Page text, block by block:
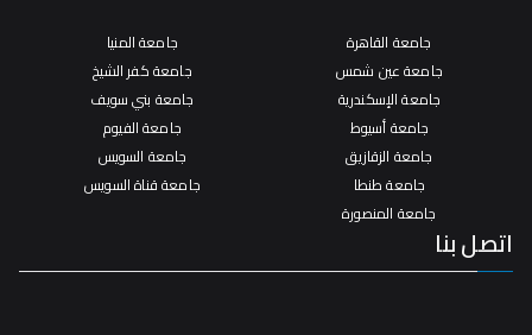
جامعة القاهرة
جامعة عين شمس
جامعة الإسكندرية
جامعة أسيوط
جامعة الزقازيق
جامعة طنطا
جامعة المنصورة
جامعة المنيا
جامعة كفر الشيخ
جامعة بني سويف
جامعة الفيوم
جامعة السويس
جامعة قناة السويس
اتصل بنا